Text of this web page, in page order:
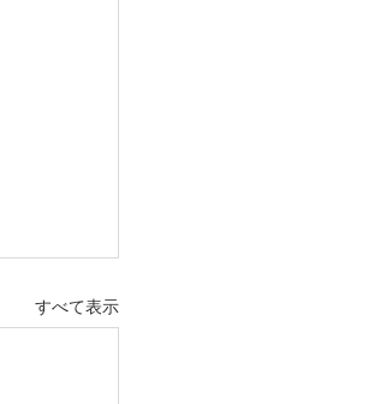
すべて表示